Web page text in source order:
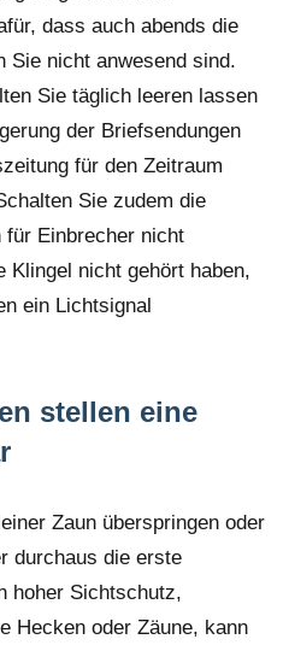
dass auch abends die
Sie nicht anwesend sind.
Sie täglich leeren lassen
der Briefsendungen
für den Zeitraum
Sie zudem die
Einbrecher nicht
Klingel nicht gehört haben,
ein Lichtsignal
stellen eine
Zaun überspringen oder
durchaus die erste
hoher Sichtschutz,
Hecken oder Zäune, kann